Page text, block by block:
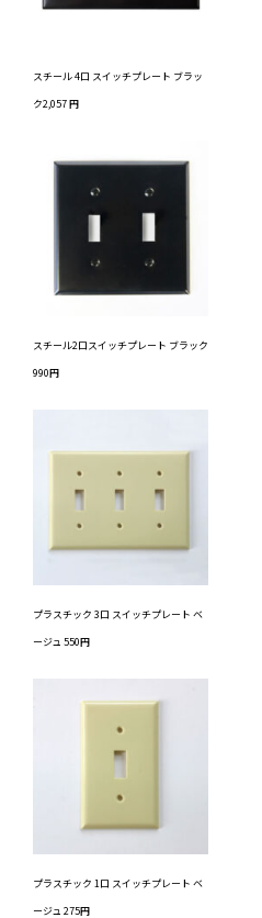
スチール 4口 スイッチプレート ブラッ
ク2,057 円
スチール2口スイッチプレート ブラック
990円
プラスチック 3口 スイッチプレート ベ
ージュ 550円
プラスチック 1口 スイッチプレート ベ
ージュ 275円